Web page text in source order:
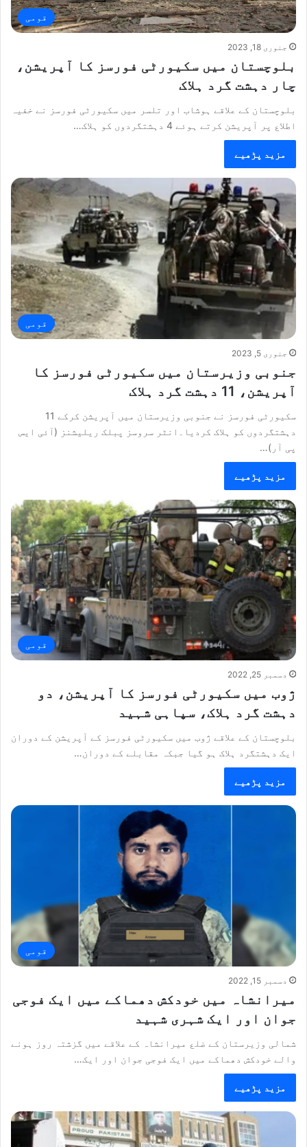
قومی
جنوری 18, 2023
بلوچستان میں سکیورٹی فورسز کا آپریشن،
چار دہشت گرد ہلاک
بلوچستان کے علاقے ہوشاب اور تلسر میں سکیورٹی فورسز نے خفیہ
اطلاع پر آپریشن کرتے ہوئے 4 دہشتگردوں کو ہلاک…
مزید پڑھیے
قومی
جنوری 5, 2023
جنوبی وزیرستان میں سکیورٹی فورسز کا
آپریشن، 11 دہشت گرد ہلاک
سکیورٹی فورسز نے جنوبی وزیرستان میں آپریشن کرکے 11
دہشتگردوں کو ہلاک کردیا۔انٹر سروسز پبلک ریلیشنز (آئی ایس
پی آر)…
مزید پڑھیے
قومی
دسمبر 25, 2022
ژوب میں سکیورٹی فورسز کا آپریشن، دو
دہشت گرد ہلاک، سپاہی شہید
بلوچستان کے علاقے ژوب میں سکیورٹی فورسز کے آپریشن کے دوران
ایک دہشتگرد ہلاک ہو گیا جبکہ مقابلے کے دوران…
مزید پڑھیے
قومی
دسمبر 15, 2022
میرانشاہ میں خودکش دھماکے میں ایک فوجی
جوان اور ایک شہری شہید
شمالی وزیرستان کے ضلع میرانشاہ کے علاقے میں گزشتہ روز ہونے
والے خودکش دھماکے میں ایک فوجی جوان اور ایک…
مزید پڑھیے